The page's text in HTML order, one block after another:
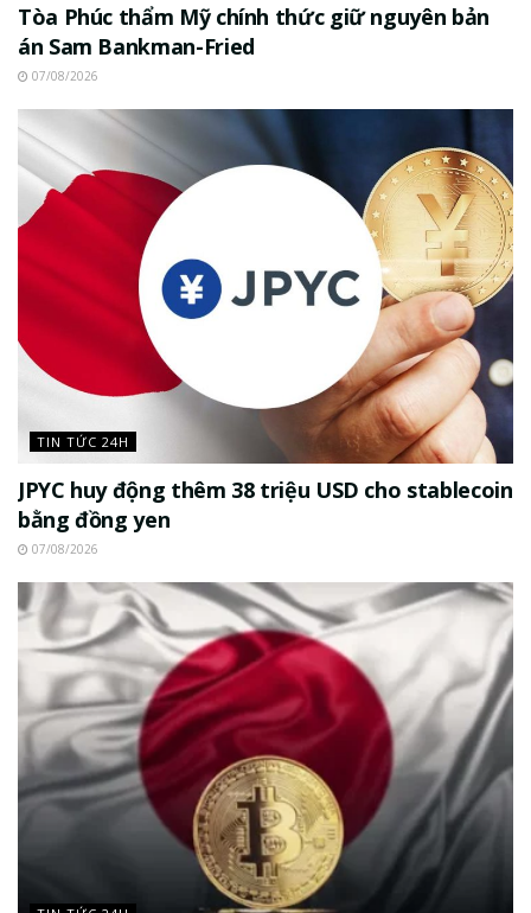
Tòa Phúc thẩm Mỹ chính thức giữ nguyên bản
án Sam Bankman-Fried
07/08/2026
TIN TỨC 24H
JPYC huy động thêm 38 triệu USD cho stablecoin
bằng đồng yen
07/08/2026